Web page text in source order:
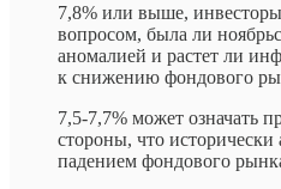
7,8% или выше, инвесторы
вопросом, была ли
аномалией и растет ли
к снижению фондового
7,5-7,7% может означать
стороны, что исторически
падением фондового